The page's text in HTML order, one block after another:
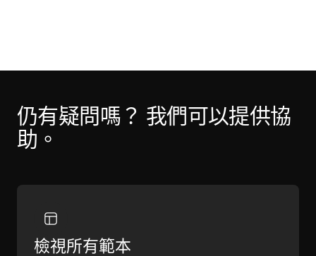
仍有疑問嗎？ 我們可以提供協
助。
檢視所有範本